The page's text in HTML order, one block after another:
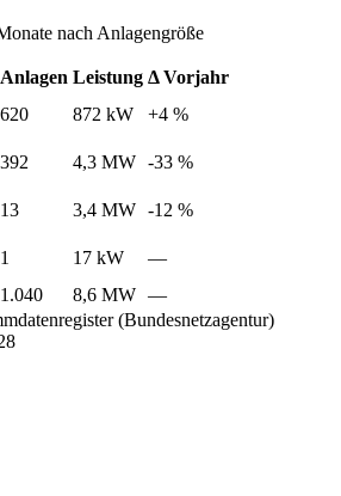
nach Anlagengröße
Anlagen Leistung Δ Vorjahr
620 872 kW
+4 %
392 4,3 MW -33 %
13 3,4 MW -12 %
1 17 kW
—
1.040 8,6 MW —
(Bundesnetzagentur)